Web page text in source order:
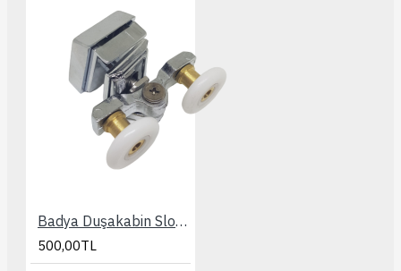
Badya Duşakabin Slot Ayarlı Kapaklı 24 mm. Rulman
500,00TL